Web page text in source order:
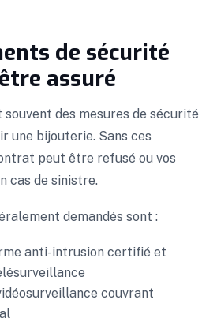
de sécurité
assuré
souvent des mesures de sécurité
une bijouterie. Sans ces
peut être refusé ou vos
cas de sinistre.
demandés sont :
anti-intrusion certifié et
couvrant